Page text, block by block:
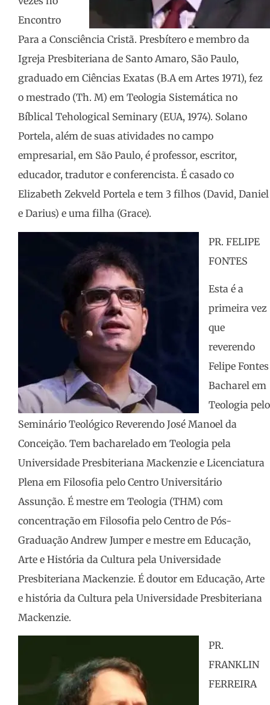
Encontro
Para a Consciência Cristã. Presbítero e membro da
Igreja Presbiteriana de Santo Amaro, São Paulo,
graduado em Ciências Exatas (B.A em Artes 1971), fez
o mestrado (Th. M) em Teologia Sistemática no
Bíblical Tehological Seminary (EUA, 1974). Solano
Portela, além de suas atividades no campo
empresarial, em São Paulo, é professor, escritor,
educador, tradutor e conferencista. É casado co
Elizabeth Zekveld Portela e tem 3 filhos (David, Daniel
e Darius) e uma filha (Grace).
PR. FELIPE
FONTES
Esta é a
primeira vez
que
reverendo
Felipe Fontes
Bacharel em
Teologia pelo
Seminário Teológico Reverendo José Manoel da
Conceição. Tem bacharelado em Teologia pela
Universidade Presbiteriana Mackenzie e Licenciatura
Plena em Filosofia pelo Centro Universitário
Assunção. É mestre em Teologia (THM) com
concentração em Filosofia pelo Centro de Pós-
Graduação Andrew Jumper e mestre em Educação,
Arte e História da Cultura pela Universidade
Presbiteriana Mackenzie. É doutor em Educação, Arte
e história da Cultura pela Universidade Presbiteriana
Mackenzie.
PR.
FRANKLIN
FERREIRA